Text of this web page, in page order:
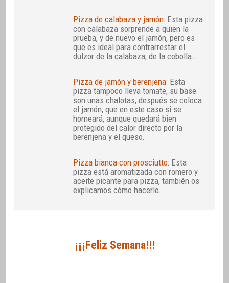
Pizza de calabaza y jamón: Esta pizza
con calabaza sorprende a quien la
prueba, y de nuevo el jamón, pero es
que es ideal para contrarrestar el
dulzor de la calabaza, de la cebolla…
Pizza de jamón y berenjena: Esta
pizza tampoco lleva tomate, su base
son unas chalotas, después se coloca
el jamón, que en este caso si se
horneará, aunque quedará bien
protegido del calor directo por la
berenjena y el queso.
Pizza bianca con prosciutto: Esta
pizza está aromatizada con romero y
aceite picante para pizza, también os
explicamos cómo hacerlo.
¡¡¡Feliz Semana!!!